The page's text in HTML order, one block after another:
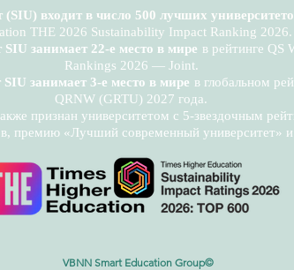
входит в число 500 лучших
THE 2026 Sustainability Impact Ranking 2026.
занимает 22-е место в мире в рейтинге
Rankings 2026 — Joint.
занимает 3-е место в мире в глобальном
QRNW (GRTU) 2027 года.
признан университетом с 5-звездочным
премию «Лучший современный университет» и
VBNN Smart Education Group©